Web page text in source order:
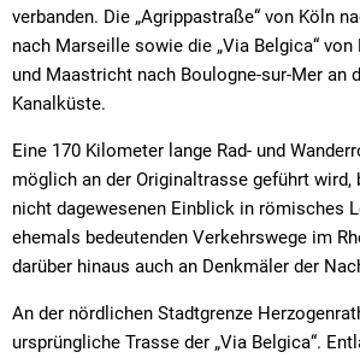
verbanden. Die „Agrippastraße“ von Köln
nach Marseille sowie die „Via Belgica“
und Maastricht nach Boulogne-sur-Mer an
Kanalküste.
Eine 170 Kilometer lange Rad- und
möglich an der Originaltrasse geführt wird,
nicht dagewesenen Einblick in römisches
ehemals bedeutenden Verkehrswege im
darüber hinaus auch an Denkmäler der
An der nördlichen Stadtgrenze
ursprüngliche Trasse der „Via Belgica“.